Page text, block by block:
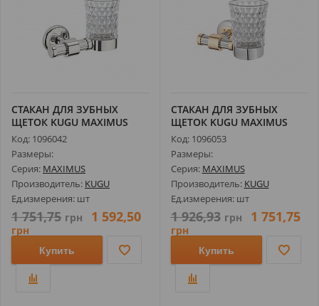
СТАКАН ДЛЯ ЗУБНЫХ
ЩЕТОК KUGU MAXIMUS
606C, ХРОМ
Код: 1096042
Размеры:
Серия: MAXIMUS
Производитель: KUGU
Ед.измерения: шт
1 751,75 грн 1 592,50
грн
Купить
СТАКАН ДЛЯ ЗУБНЫХ
ЩЕТОК KUGU MAXIMUS
606C&G, ХРОМ/ЗО...
Код: 1096053
Размеры:
Серия: MAXIMUS
Производитель: KUGU
Ед.измерения: шт
1 926,93 грн 1 751,75
грн
Купить